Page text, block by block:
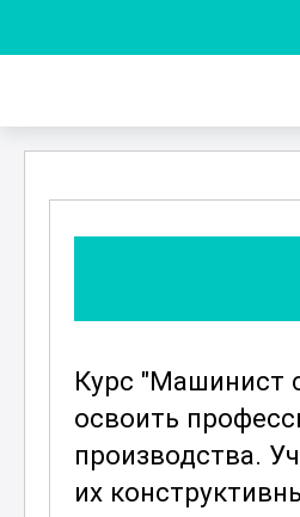
Курс "Машинист
освоить
производства.
их